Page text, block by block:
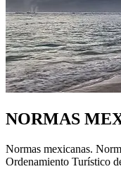
NORMAS
Normas mexicanas.
Ordenamiento Turístico